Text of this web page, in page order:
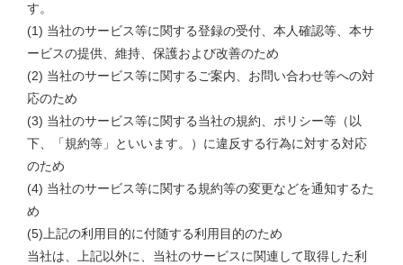
す。
(1) 当社のサービス等に関する登録の受付、本人確認等、本サ
ービスの提供、維持、保護および改善のため
(2) 当社のサービス等に関するご案内、お問い合わせ等への対
応のため
(3) 当社のサービス等に関する当社の規約、ポリシー等（以
下、「規約等」といいます。）に違反する行為に対する対応
のため
(4) 当社のサービス等に関する規約等の変更などを通知するた
め
(5)上記の利用目的に付随する利用目的のため
当社は、上記以外に、当社のサービスに関連して取得した利